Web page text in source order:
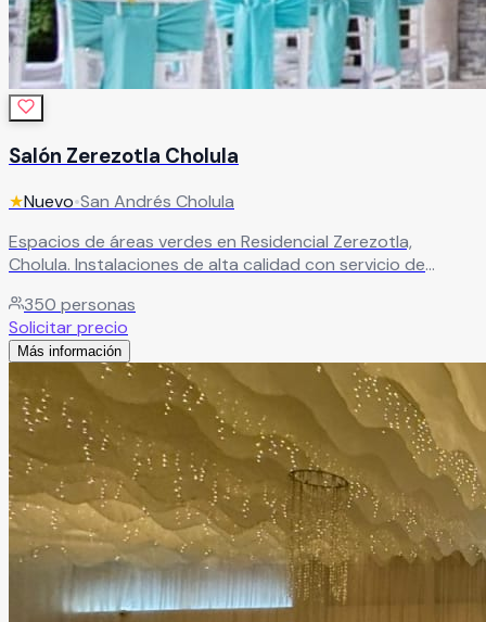
Salón Zerezotla Cholula
★Nuevo•San Andrés Cholula
Espacios de áreas verdes en Residencial Zerezotla,
Cholula. Instalaciones de alta calidad con servicio de
Cholula.Leer más
350 personas
Solicitar precio
Más información